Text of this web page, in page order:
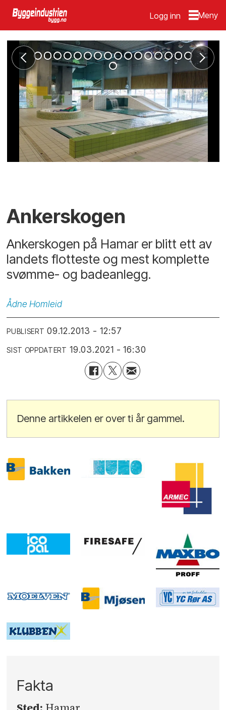
Logg inn
Ankerskogen
Ankerskogen på Hamar er blitt ett av
landets flotteste og mest komplette
svømme- og badeanlegg.
Ådne Homleid
PUBLISERT 09.12.2013 - 12:57
SIST OPPDATERT 19.03.2021 - 16:30
Denne artikkelen er over ti år gammel.
Fakta